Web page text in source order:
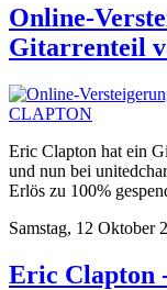
Online-
Gitarrenteil
Eric Clapton hat ein
und nun bei
Erlös zu 100%
Samstag, 12 Oktober
Eric Clapton